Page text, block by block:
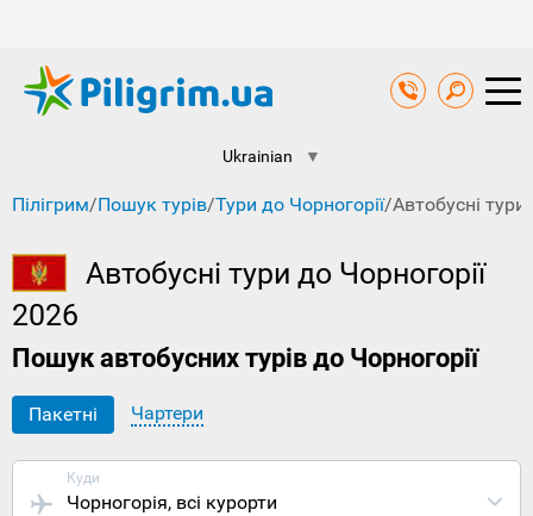
Ukrainian ▼
Пілігрим/Пошук турів/Тури до Чорногорії/Автобусні тури
Автобусні тури до Чорногорії
2026
Пошук автобусних турів до Чорногорії
Пакетні Чартери
Куди
Чорногорія, всі курорти